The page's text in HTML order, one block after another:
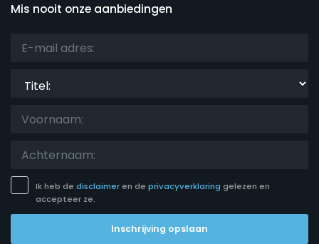
Mis nooit onze aanbiedingen
Ik heb de disclaimeren de privacyverklaring gelezen en
accepteer ze.
Inschrijving opslaan